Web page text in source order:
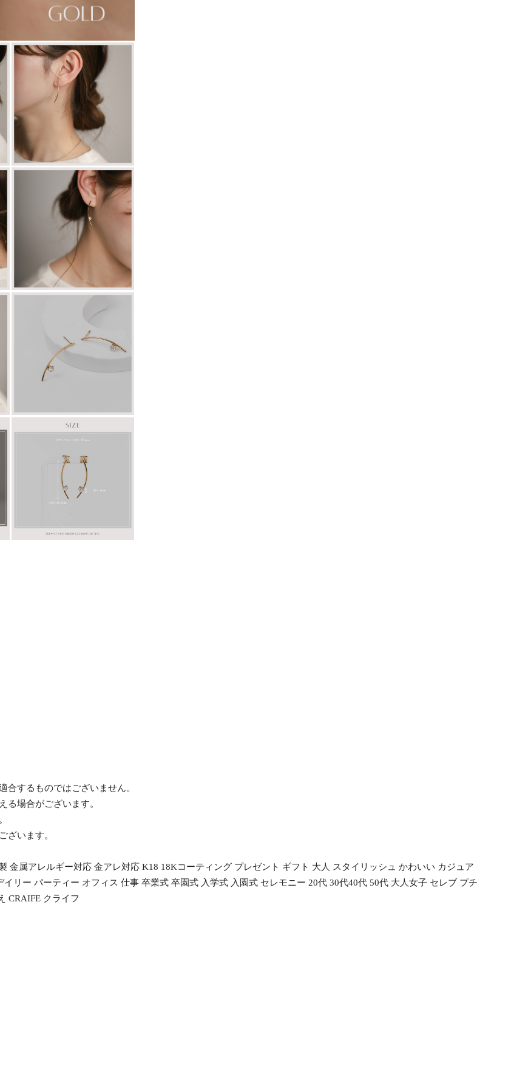
合するものではございません。
る場合がございます。
ざいます。
金属アレルギー対応 金アレ対応 K18 18Kコーティング プレゼント ギフト 大人 スタイリッシュ かわいい カジュア
リー パーティー オフィス 仕事 卒業式 卒園式 入学式 入園式 セレモニー 20代 30代40代 50代 大人女子 セレブ プチ
CRAIFE クライフ